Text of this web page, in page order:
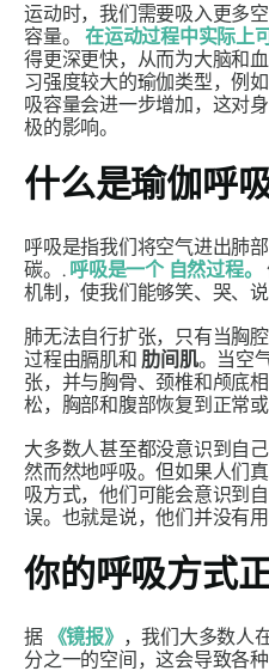
运动时，我们需要吸入更多
容量。在运动过程中实际上
得更深更快，从而为大脑和
习强度较大的瑜伽类型，例
吸容量会进一步增加，这对
极的影响。
什么是瑜伽呼吸
呼吸是指我们将空气进出肺
碳。. 呼吸是一个 自然过程。
机制，使我们能够笑、哭、
肺无法自行扩张，只有当胸
过程由膈肌和 肋间肌。当空
张，并与胸骨、颈椎和颅底
松，胸部和腹部恢复到正常或
大多数人甚至都没意识到自
然而然地呼吸。但如果人们
吸方式，他们可能会意识到
误。也就是说，他们并没有
你的呼吸方式
据 《镜报》 ，我们大多数人
分之一的空间，这会导致各